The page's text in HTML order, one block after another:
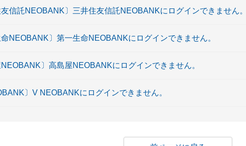
友信託NEOBANK〕三井住友信託NEOBANKにログインできません。
命NEOBANK〕第一生命NEOBANKにログインできません。
NEOBANK〕高島屋NEOBANKにログインできません。
〕V NEOBANKにログインできません。